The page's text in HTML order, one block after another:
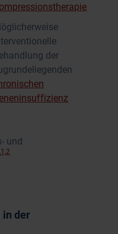
der
und
1,2
der